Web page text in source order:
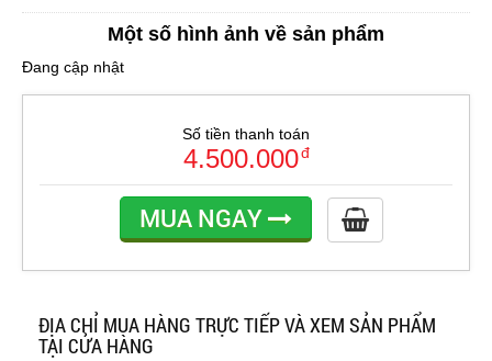
Một số hình ảnh về sản phẩm
Đang cập nhật
Số tiền thanh toán
4.500.000đ
MUA NGAY
ĐỊA CHỈ MUA HÀNG TRỰC TIẾP VÀ XEM SẢN PHẨM
TẠI CỬA HÀNG